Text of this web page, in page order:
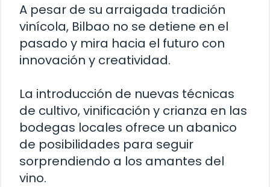
A pesar de su arraigada tradición
vinícola, Bilbao no se detiene en el
pasado y mira hacia el futuro con
innovación y creatividad.
La introducción de nuevas técnicas
de cultivo, vinificación y crianza en las
bodegas locales ofrece un abanico
de posibilidades para seguir
sorprendiendo a los amantes del
vino.